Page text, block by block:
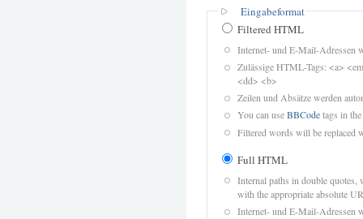
Eingabeformat
Filtered HTML
Internet- und E-Mail-Adressen
Zulässige HTML-Tags: <a>
<dd> <b>
Zeilen und Absätze werden
You can useBBCodetags in
Filtered words will be replaced
Full HTML
Internal paths in double quotes,
with the appropriate absolute
Internet- und E-Mail-Adressen